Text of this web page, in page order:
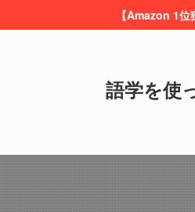
【Amazon 1
語学を使